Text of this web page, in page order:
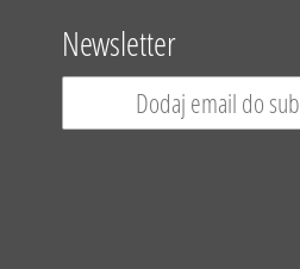
Newsletter